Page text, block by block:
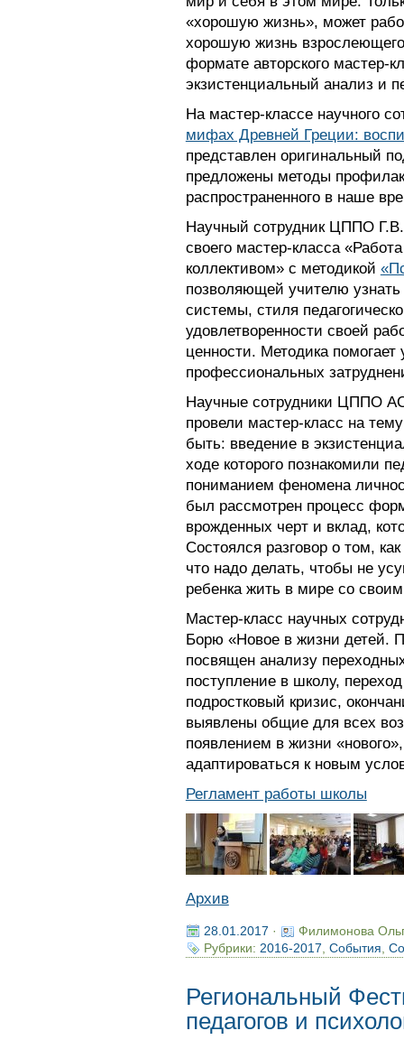
«хорошую жизнь», может
хорошую жизнь
формате авторского мастер-
экзистенциальный анализ и
На мастер-классе научного
мифах Древней Греции:
представлен оригинальный
предложены методы
распространенного в наше
Научный сотрудник ЦППО Г.В.
своего мастер-класса
коллективом» с методикой
позволяющей учителю узнать
системы, стиля
удовлетворенности своей
ценности. Методика
профессиональных
Научные сотрудники ЦППО
провели мастер-класс на
быть: введение в
ходе которого познакомили
пониманием феномена
был рассмотрен процесс
врожденных черт и вклад,
Состоялся разговор о том,
что надо делать, чтобы не
ребенка жить в мире со
Мастер-класс научных
Борю «Новое в жизни детей.
посвящен анализу
поступление в школу,
подростковый кризис,
выявлены общие для всех
появлением в жизни
адаптироваться к новым
Регламент работы школы
Архив
28.01.2017 ·
Филимонова
Рубрики: 2016-2017, События,
Региональный
педагогов и